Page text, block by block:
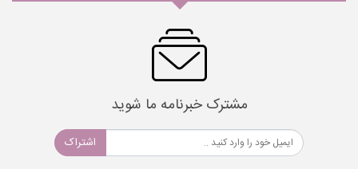
مشترک خبرنامه ما شوید
اشتراک